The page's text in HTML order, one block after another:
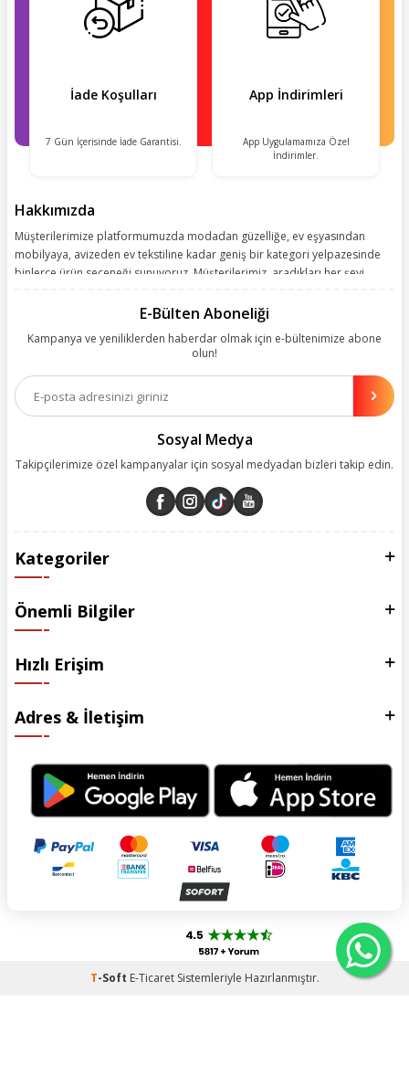
İade Koşulları
7 Gün İçerisinde İade Garantisi.
App İndirimleri
App Uygulamamıza Özel
İndirimler.
Hakkımızda
Müşterilerimize platformumuzda modadan güzelliğe, ev eşyasından
mobilyaya, avizeden ev tekstiline kadar geniş bir kategori yelpazesinde
binlerce ürün seçeneği sunuyoruz. Müşterilerimiz, aradıkları her şeyi
kolay, kusursuz ve keyifli bir alışveriş yolculuğu sunarken deneyiminize
olanakları sunuyoruz. Çalışmalarımızı müşterilerimizin memnuniyetini
esas alarak yürütüyoruz.
E-Bülten Aboneliği
Kampanya ve yeniliklerden haberdar olmak için e-bültenimize abone
olun!
Sosyal Medya
Takipçilerimize özel kampanyalar için sosyal medyadan bizleri takip edin.
Kategoriler
Önemli Bilgiler
Hızlı Erişim
Adres & İletişim
T-Soft E-TicaretSistemleriyle Hazırlanmıştır.